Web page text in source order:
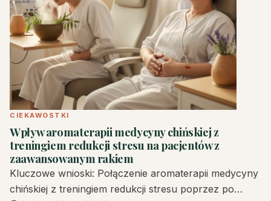
CIEKAWOSTKI
Wpływ aromaterapii medycyny chińskiej z
treningiem redukcji stresu na pacjentów z
zaawansowanym rakiem
Kluczowe wnioski: Połączenie aromaterapii medycyny
chińskiej z treningiem redukcji stresu poprzez po…